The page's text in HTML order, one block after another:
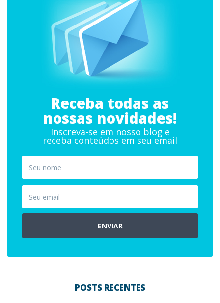
Receba todas as
nossas novidades!
Inscreva-se em nosso blog e
receba conteúdos em seu email
ENVIAR
POSTS RECENTES